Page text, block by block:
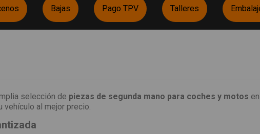
Bajas Pago TPV Talleres
selección de piezas de segunda mano para coches y motos en
vehículo al mejor precio.